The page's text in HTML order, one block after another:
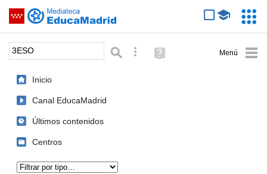
Saltar navegación
Palabra o frase: Búsqueda avanzada
Ayuda
(en
Inicio
Canal EducaMadrid
Últimos contenidos
Centros